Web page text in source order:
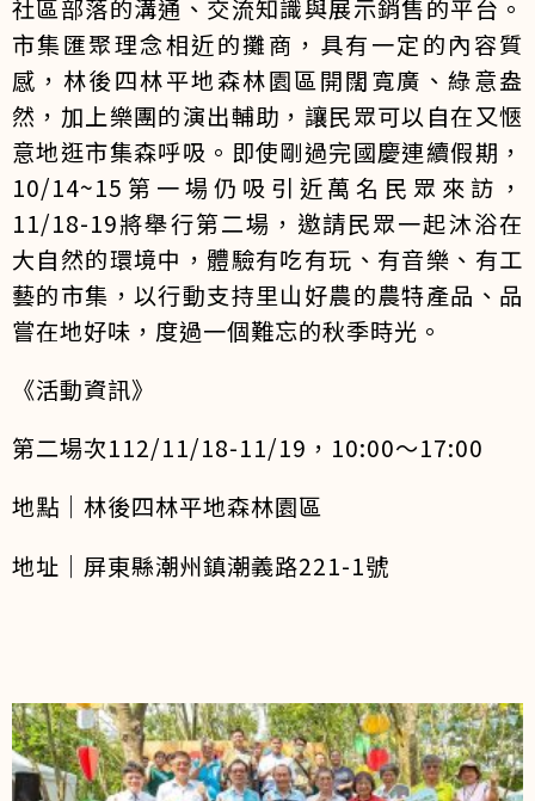
社區部落的溝通、交流知識與展示銷售的平台。
市集匯聚理念相近的攤商，具有一定的內容質
感，林後四林平地森林園區開闊寬廣、綠意盎
然，加上樂團的演出輔助，讓民眾可以自在又愜
意地逛市集森呼吸。即使剛過完國慶連續假期，
10/14~15第一場仍吸引近萬名民眾來訪，
11/18-19將舉行第二場，邀請民眾一起沐浴在
大自然的環境中，體驗有吃有玩、有音樂、有工
藝的市集，以行動支持里山好農的農特產品、品
嘗在地好味，度過一個難忘的秋季時光。
《活動資訊》
第二場次112/11/18-11/19，10:00～17:00
地點｜林後四林平地森林園區
地址｜屏東縣潮州鎮潮義路221-1號